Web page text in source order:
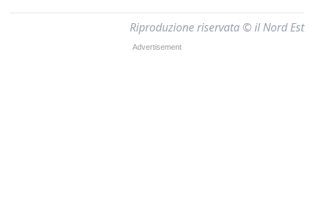
Riproduzione riservata © il Nord Est